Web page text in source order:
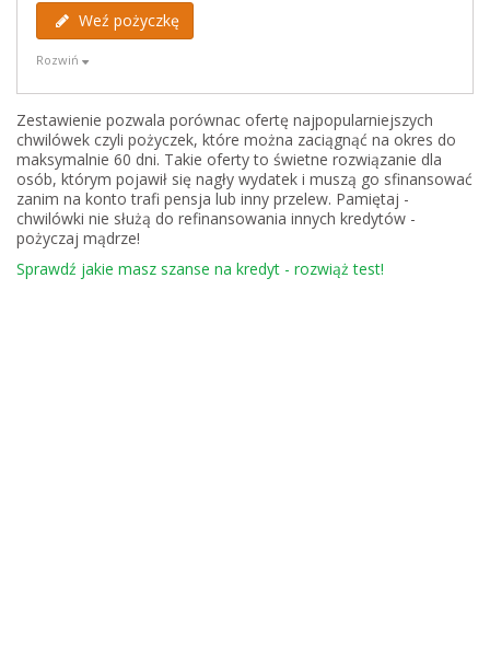
Biuro Informacji Kredytowej
BIG Infomonitor
ERIF
Krajowy Rejestr Długów
Weź pożyczkę
Rozwiń
Zalety
pierwsza darmowa pożyczka do 2500 zł
rozpatruje wnioski od studentów i osób
bezrobotnych
nie wymaga dodatkowych zabezpieczeń
Zestawienie pozwala porównac ofertę najpopularniejszych
chwilówek czyli pożyczek, które można zaciągnąć na okres do
maksymalnie 60 dni. Takie oferty to świetne rozwiązanie dla
osób, którym pojawił się nagły wydatek i muszą go sfinansować
zanim na konto trafi pensja lub inny przelew. Pamiętaj -
chwilówki nie służą do refinansowania innych kredytów -
pożyczaj mądrze!
Sprawdź jakie masz szanse na kredyt - rozwiąż test!